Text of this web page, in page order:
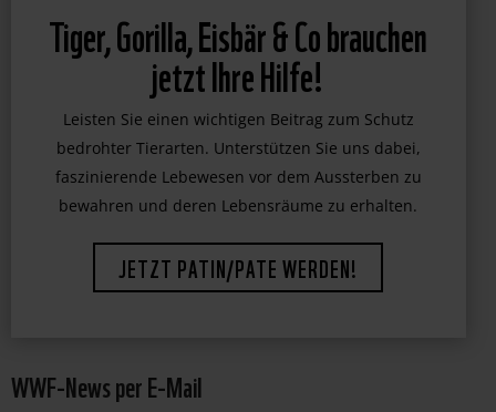
Tiger, Gorilla, Eisbär & Co brauchen
jetzt Ihre Hilfe!
Leisten Sie einen wichtigen Beitrag zum Schutz
bedrohter Tierarten. Unterstützen Sie uns dabei,
faszinierende Lebewesen vor dem Aussterben zu
bewahren und deren Lebensräume zu erhalten.
JETZT PATIN/PATE WERDEN!
WWF-News per E-Mail